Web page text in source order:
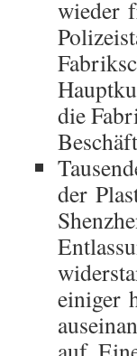
wieder
die
der
einiger